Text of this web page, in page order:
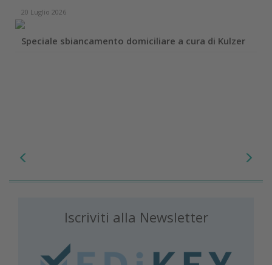
20 Luglio 2026
Speciale sbiancamento domiciliare a cura di Kulzer
Iscriviti alla Newsletter